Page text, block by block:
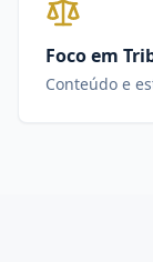
Foco em
Conteúdo e